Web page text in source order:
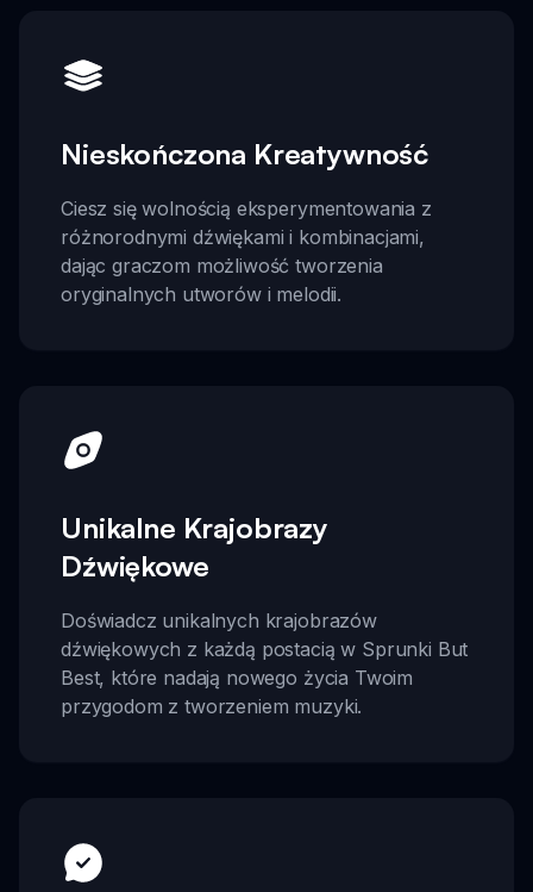
Nieskończona Kreatywność
Ciesz się wolnością eksperymentowania z
różnorodnymi dźwiękami i kombinacjami,
dając graczom możliwość tworzenia
oryginalnych utworów i melodii.
Unikalne Krajobrazy
Dźwiękowe
Doświadcz unikalnych krajobrazów
dźwiękowych z każdą postacią w Sprunki But
Best, które nadają nowego życia Twoim
przygodom z tworzeniem muzyki.